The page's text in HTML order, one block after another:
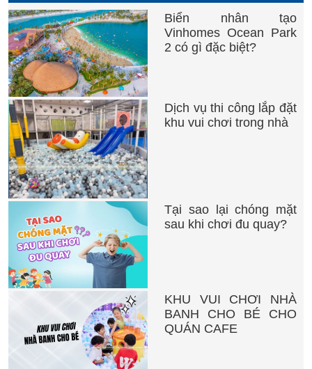
Biển nhân tạo
Vinhomes Ocean Park
2 có gì đặc biệt?
Dịch vụ thi công lắp đặt
khu vui chơi trong nhà
Tại sao lại chóng mặt
sau khi chơi đu quay?
KHU VUI CHƠI NHÀ
BANH CHO BÉ CHO
QUÁN CAFE